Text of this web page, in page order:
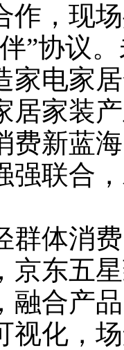
作，现
”协议
家电家
居家装
费新蓝
联合，
体消费
京东五
融合产
视化，